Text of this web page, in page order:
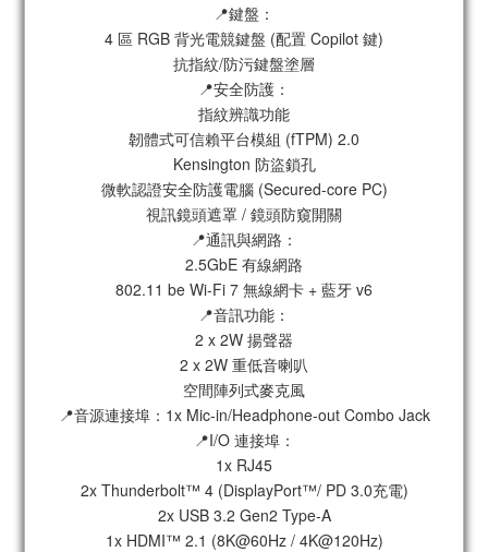
📍鍵盤：
4 區 RGB 背光電競鍵盤 (配置 Copilot 鍵)
抗指紋/防污鍵盤塗層
📍安全防護：
指紋辨識功能
韌體式可信賴平台模組 (fTPM) 2.0
Kensington 防盜鎖孔
微軟認證安全防護電腦 (Secured-core PC)
視訊鏡頭遮罩 / 鏡頭防窺開關
📍通訊與網路：
2.5GbE 有線網路
802.11 be Wi-Fi 7 無線網卡 + 藍牙 v6
📍音訊功能：
2 x 2W 揚聲器
2 x 2W 重低音喇叭
空間陣列式麥克風
📍音源連接埠：1x Mic-in/Headphone-out Combo Jack
📍I/O 連接埠：
1x RJ45
2x Thunderbolt™ 4 (DisplayPort™/ PD 3.0充電)
2x USB 3.2 Gen2 Type-A
1x HDMI™ 2.1 (8K@60Hz / 4K@120Hz)